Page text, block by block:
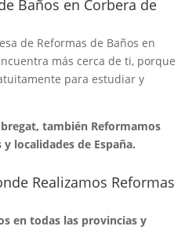
Baños en Corbera de
de Reformas de Baños en
más cerca de ti, porque
para estudiar y
también Reformamos
localidades de España.
Realizamos Reformas
en todas las provincias y